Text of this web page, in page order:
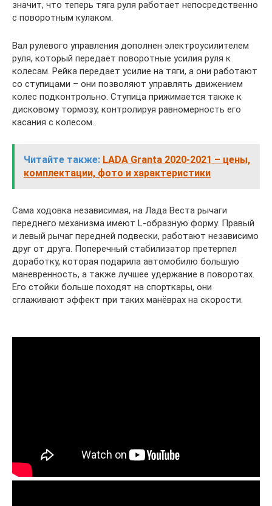
значит, что теперь тяга руля работает непосредственно
с поворотным кулаком.
Вал рулевого управления дополнен электроусилителем
руля, который передаёт поворотные усилия руля к
колесам. Рейка передает усилие на тяги, а они работают
со ступицами – они позволяют управлять движением
колес подконтрольно. Ступица прижимается также к
дисковому тормозу, контролируя равномерность его
касания с колесом.
Читайте также: LADA Granta 2020-2021 – цены,
комплектации, фото и характеристики
Сама ходовка независимая, на Лада Веста рычаги
переднего механизма имеют L-образную форму. Правый
и левый рычаг передней подвески, работают независимо
друг от друга. Поперечный стабилизатор претерпел
доработку, которая подарила автомобилю большую
маневренность, а также лучшее удержание в поворотах.
Его стойки больше походят на спорткары, они
сглаживают эффект при таких манёврах на скорости.